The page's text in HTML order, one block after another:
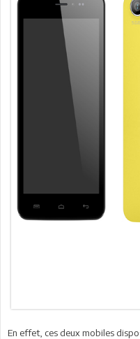
En effet, ces deux mobiles